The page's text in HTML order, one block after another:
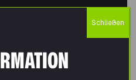
Schließen